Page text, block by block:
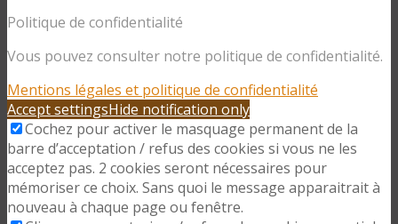
Politique de confidentialité
Vous pouvez consulter notre politique de confidentialité.
Mentions légales et politique de confidentialité
Accept settingsHide notification only
Cochez pour activer le masquage permanent de la
barre d’acceptation / refus des cookies si vous ne les
acceptez pas. 2 cookies seront nécessaires pour
mémoriser ce choix. Sans quoi le message apparaitrait à
nouveau à chaque page ou fenêtre.